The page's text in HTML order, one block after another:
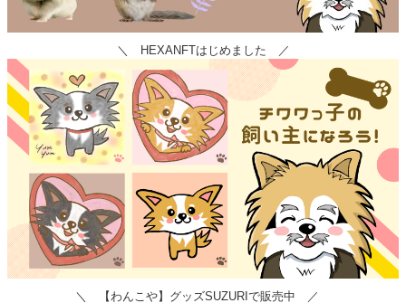
＼ HEXANFTはじめました ／
＼ 【わんこや】グッズSUZURIで販売中 ／